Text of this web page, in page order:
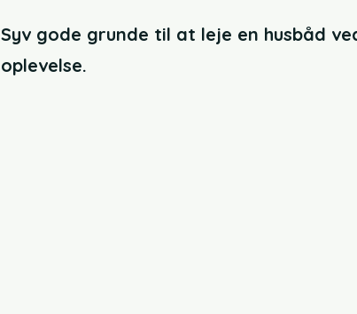
Syv gode grunde til at leje en husbåd
oplevelse.